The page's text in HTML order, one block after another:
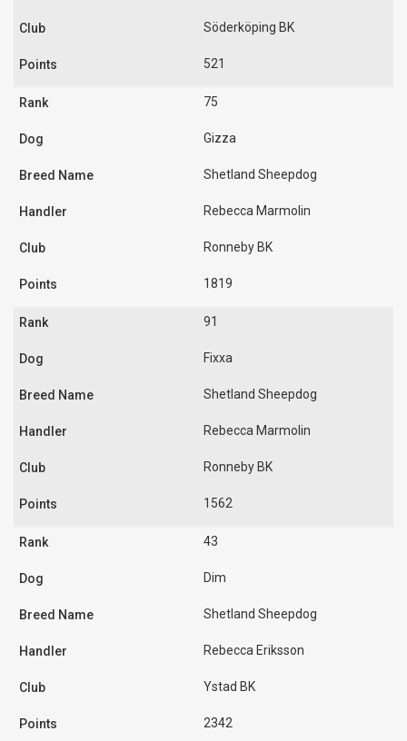
Söderköping BK
521
75
Gizza
Shetland Sheepdog
Rebecca Marmolin
Ronneby BK
1819
91
Fixxa
Shetland Sheepdog
Rebecca Marmolin
Ronneby BK
1562
43
Dim
Shetland Sheepdog
Rebecca Eriksson
Ystad BK
2342